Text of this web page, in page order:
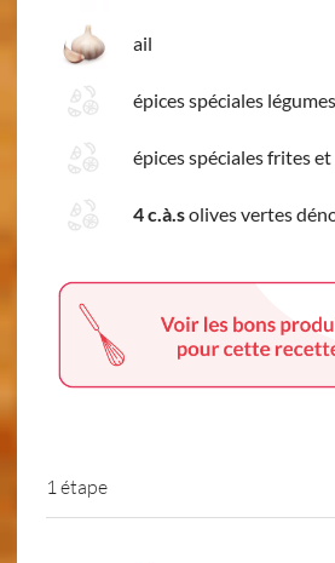
ail
épices spéciales légumes
épices spéciales frites
4 c.à.solives vertes
1 étape